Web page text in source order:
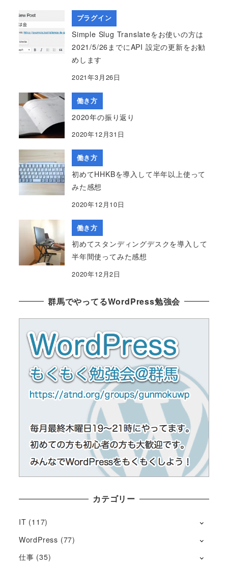
プラグイン
Simple Slug Translateをお使いの方は
2021/5/26までにAPI 設定の更新をお勧
めします
2021年3月26日
働き方
2020年の振り返り
2020年12月31日
働き方
初めてHHKBを導入して半年以上使って
みた感想
2020年12月10日
働き方
初めてスタンディングデスクを導入して
半年間使ってみた感想
2020年12月2日
群馬でやってるWordPress勉強会
カテゴリー
IT (117)
WordPress (77)
仕事 (35)